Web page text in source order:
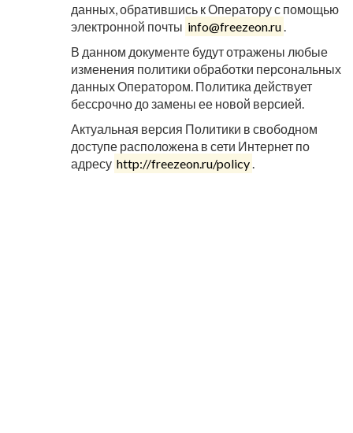
данных, обратившись к Оператору с помощью
электронной почты info@freezeon.ru.
В данном документе будут отражены любые
изменения политики обработки персональных
данных Оператором. Политика действует
бессрочно до замены ее новой версией.
Актуальная версия Политики в свободном
доступе расположена в сети Интернет по
адресу http://freezeon.ru/policy.